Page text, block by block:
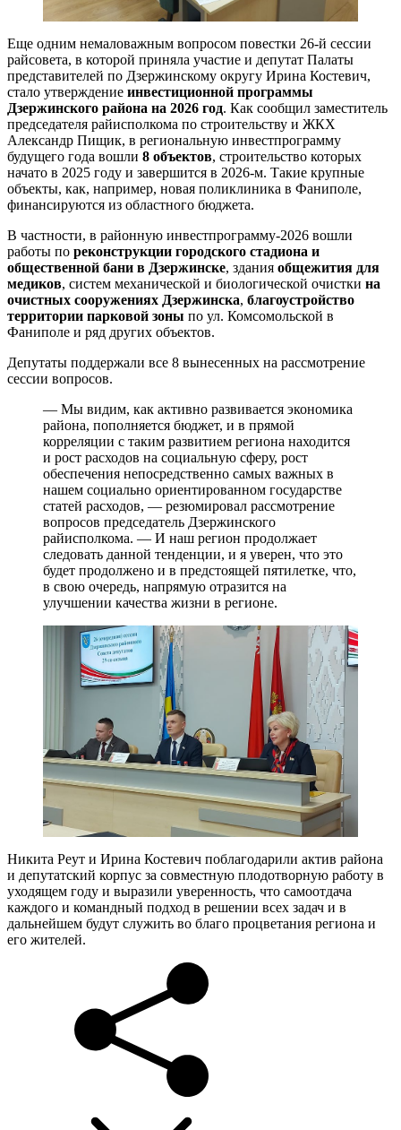
Еще одним немаловажным вопросом повестки 26-й сессии
райсовета, в которой приняла участие и депутат Палаты
представителей по Дзержинскому округу Ирина Костевич,
стало утверждение инвестиционной программы
Дзержинского района на 2026 год. Как сообщил заместитель
председателя райисполкома по строительству и ЖКХ
Александр Пищик, в региональную инвестпрограмму
будущего года вошли 8 объектов, строительство которых
начато в 2025 году и завершится в 2026-м. Такие крупные
объекты, как, например, новая поликлиника в Фаниполе,
финансируются из областного бюджета.
В частности, в районную инвестпрограмму-2026 вошли
работы по реконструкции городского стадиона и
общественной бани в Дзержинске, здания общежития для
медиков, систем механической и биологической очистки на
очистных сооружениях Дзержинска, благоустройство
территории парковой зоны по ул. Комсомольской в
Фаниполе и ряд других объектов.
Депутаты поддержали все 8 вынесенных на рассмотрение
сессии вопросов.
— Мы видим, как активно развивается экономика
района, пополняется бюджет, и в прямой
корреляции с таким развитием региона находится
и рост расходов на социальную сферу, рост
обеспечения непосредственно самых важных в
нашем социально ориентированном государстве
статей расходов, — резюмировал рассмотрение
вопросов председатель Дзержинского
райисполкома. — И наш регион продолжает
следовать данной тенденции, и я уверен, что это
будет продолжено и в предстоящей пятилетке, что,
в свою очередь, напрямую отразится на
улучшении качества жизни в регионе.
Никита Реут и Ирина Костевич поблагодарили актив района
и депутатский корпус за совместную плодотворную работу в
уходящем году и выразили уверенность, что самоотдача
каждого и командный подход в решении всех задач и в
дальнейшем будут служить во благо процветания региона и
его жителей.